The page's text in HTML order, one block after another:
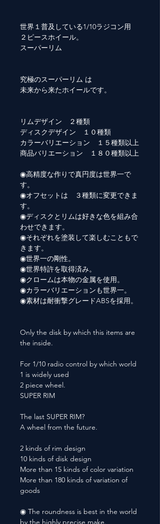
世界１普及している1/10ラジコン用
２ピースホイール。
スーパーリム
究極のスーパーリム は
未来から来たホイールです。
リムデザイン ２種類
ディスクデザイン １０種類
カラーバリエーション １５種類以上
商品バリエーション １８０種類以上
◉高精度な作りで真円度は世界一で
す。
◉オフセットは ３種類に変更できま
す。
◉ディスクとリムは好きな色を組み合
わせできます。
◉それぞれを塗装して楽しむこともで
きます。
◉世界一の剛性。
◉世界特許を取得済み。
◉クロームは本物の金属を使用。
◉カラーバリエーションも世界一。
◉素材は耐衝撃グレードABSを採用。
Only the disk by which this items are
the inside.
For 1/10 radio control by which world
1 is widely used
2 piece wheel.
SUPER RIM
The last SUPER RIM?
A wheel from the future.
2 kinds of rim design
10 kinds of disk design
More than 15 kinds of color variation
More than 180 kinds of variation of
goods
◉ The roundness is best in the world
by the highly precise make.